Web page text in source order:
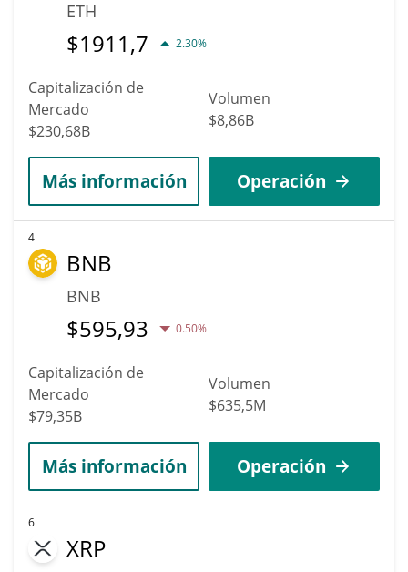
ETH
$1911,7 2.30%
Capitalización de
Mercado
$230,68B
Volumen
$8,86B
Más información Operación
4
BNB
BNB
$595,93 0.50%
Capitalización de
Mercado
$79,35B
Volumen
$635,5M
Más información Operación
6
XRP